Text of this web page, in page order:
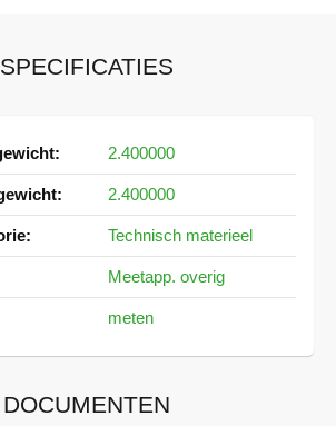
SPECIFICATIES
2.400000
2.400000
Technisch materieel
Meetapp. overig
meten
DOCUMENTEN